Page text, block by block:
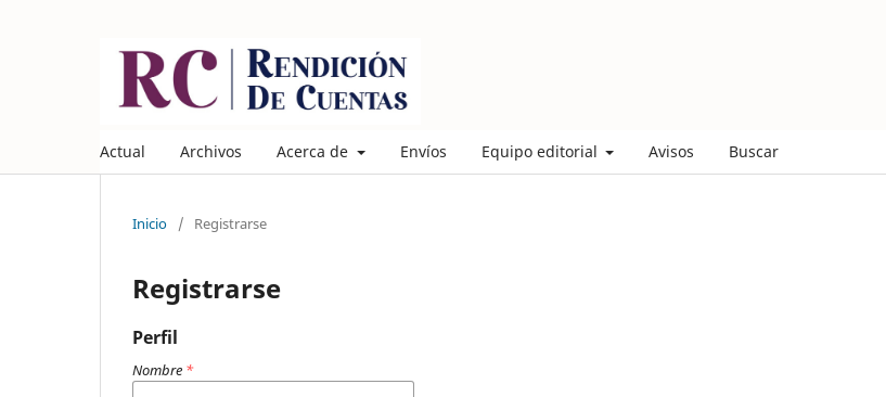
Actual Archivos Acerca de Envíos Equipo editorial Avisos Buscar
Inicio / Registrarse
Registrarse
Perfil
Nombre *